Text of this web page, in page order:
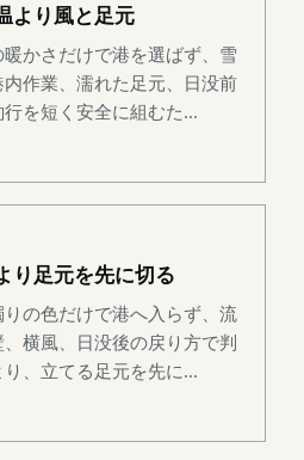
より風と足元
かさだけで港を選ばず、雪
作業、濡れた足元、日没前
を短く安全に組むた...
り足元を先に切る
の色だけで港へ入らず、流
横風、日没後の戻り方で判
、立てる足元を先に...